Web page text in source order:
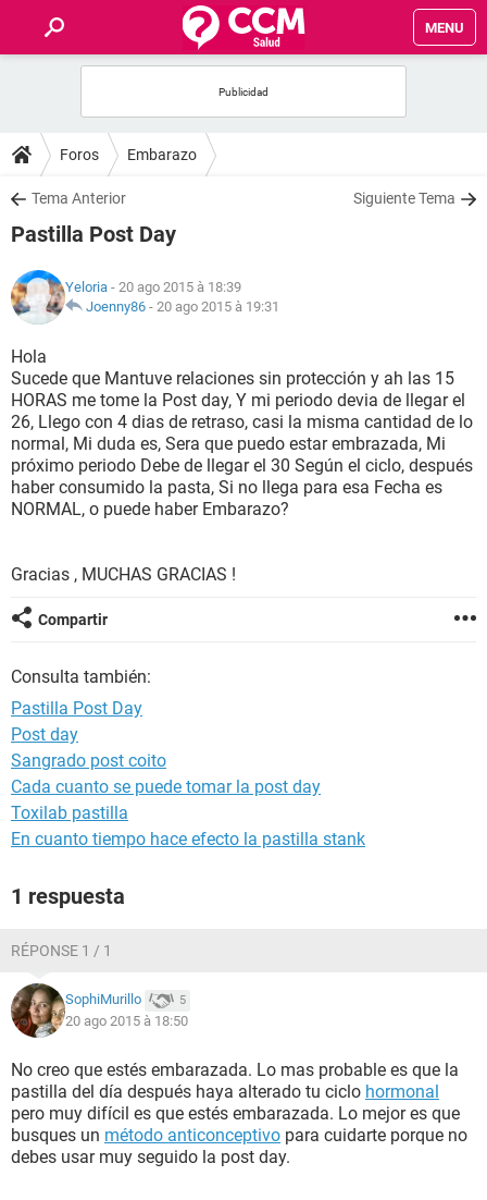
MENU
FORUMS
SALUD
NUTRICIÓN
BIENESTAR
SEXUALIDAD
GLOSARIO
Foros Embarazo
Tema Anterior Siguiente Tema
Pastilla Post Day
Yeloria - 20 ago 2015 à 18:39
Joenny86 - 20 ago 2015 à 19:31
Hola
Sucede que Mantuve relaciones sin protección y ah las 15
HORAS me tome la Post day, Y mi periodo devia de llegar el
26, Llego con 4 dias de retraso, casi la misma cantidad de lo
normal, Mi duda es, Sera que puedo estar embrazada, Mi
próximo periodo Debe de llegar el 30 Según el ciclo, después
haber consumido la pasta, Si no llega para esa Fecha es
NORMAL, o puede haber Embarazo?
Gracias , MUCHAS GRACIAS !
Compartir
Consulta también:
Pastilla Post Day
Post day
Sangrado post coito
Cada cuanto se puede tomar la post day
Toxilab pastilla
En cuanto tiempo hace efecto la pastilla stank
1 respuesta
RÉPONSE 1 / 1
SophiMurillo 5
20 ago 2015 à 18:50
No creo que estés embarazada. Lo mas probable es que la
pastilla del día después haya alterado tu ciclo hormonal
pero muy difícil es que estés embarazada. Lo mejor es que
busques un método anticonceptivo para cuidarte porque no
debes usar muy seguido la post day.